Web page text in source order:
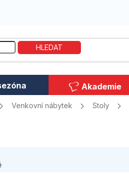
HLEDAT
Akademie
Venkovní nábytek Stoly